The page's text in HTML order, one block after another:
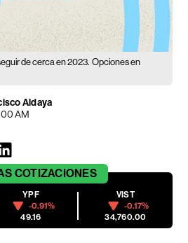
de cerca en 2023. Opciones en
Aldaya
AM
COTIZACIONES
YPF
-0.91%
49.16
VIST
-0.17%
34,760.00